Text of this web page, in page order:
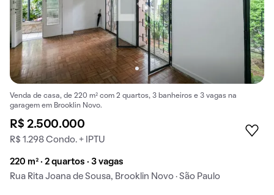
Venda de casa, de 220 m² com 2 quartos, 3 banheiros e 3 vagas na
garagem em Brooklin Novo.
R$ 2.500.000
R$ 1.298 Condo. + IPTU
220 m² · 2 quartos · 3 vagas
Rua Rita Joana de Sousa, Brooklin Novo · São Paulo